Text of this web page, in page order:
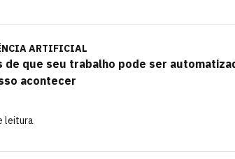
ARTIFICIAL
de que seu trabalho pode ser
acontecer
leitura